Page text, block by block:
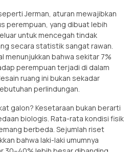
Jerman, aturan mewajibkan
perempuan, yang dibuat lebih
untuk mencegah tindak
secara statistik sangat rawan.
menunjukkan bahwa sekitar 7%
perempuan terjadi di dalam
ruang ini bukan sekadar
perlindungan.
galon? Kesetaraan bukan berarti
biologis. Rata-rata kondisi fisik
berbeda. Sejumlah riset
bahwa laki-laki umumnya